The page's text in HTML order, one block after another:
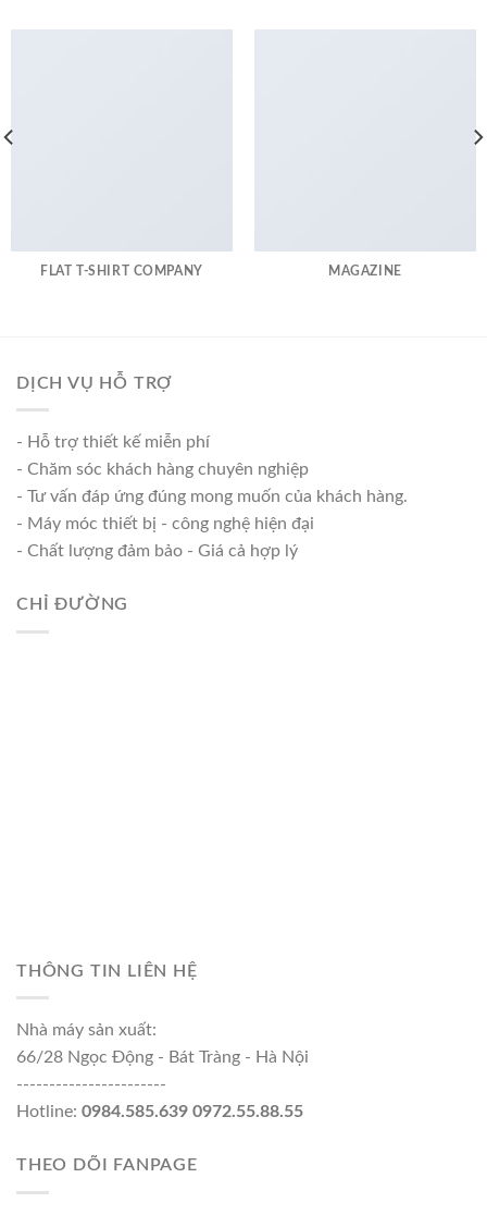
FLAT T-SHIRT COMPANY MAGAZINE
DỊCH VỤ HỖ TRỢ
- Hỗ trợ thiết kế miễn phí
- Chăm sóc khách hàng chuyên nghiệp
- Tư vấn đáp ứng đúng mong muốn của khách hàng.
- Máy móc thiết bị - công nghệ hiện đại
- Chất lượng đảm bảo - Giá cả hợp lý
CHỈ ĐƯỜNG
THÔNG TIN LIÊN HỆ
Nhà máy sản xuất:
66/28 Ngọc Động - Bát Tràng - Hà Nội
-----------------------
Hotline: 0984.585.639 0972.55.88.55
THEO DÕI FANPAGE